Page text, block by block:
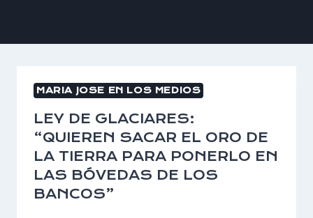
MARIA JOSE EN LOS MEDIOS
LEY DE GLACIARES:
“QUIEREN SACAR EL ORO DE
LA TIERRA PARA PONERLO EN
LAS BÓVEDAS DE LOS
BANCOS”